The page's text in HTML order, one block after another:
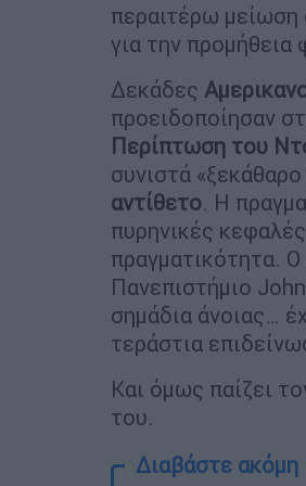
περαιτέρω μείωση
για την
Δεκάδες
προειδοποίησαν
Περίπτωση του
συνιστά
αντίθετο. Η
πυρηνικές
πραγματικότητα. Ο
Πανεπιστήμιο
σημάδια άνοιας…
τεράστια
Και όμως παίζει
του.
Διαβάστε ακόμη